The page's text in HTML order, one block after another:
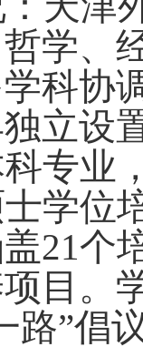
学、
科协
立设
专业
学位
21个
目。
路”倡